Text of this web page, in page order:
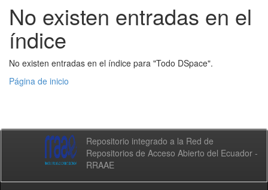
No existen entradas en el
índice
No existen entradas en el índice para "Todo DSpace".
Página de inicio
Repositorio integrado a la Red de
Repositorios de Acceso Abierto del Ecuador -
RRAAE